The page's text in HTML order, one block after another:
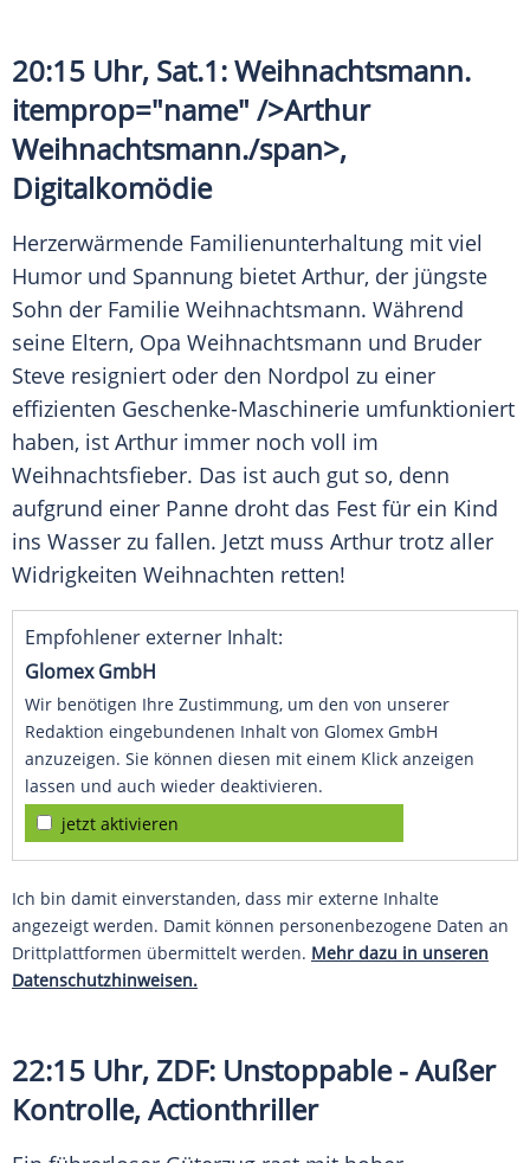
20:15 Uhr, Sat.1:Weihnachtsmann.
itemprop="name" />Arthur
Weihnachtsmann./span>,
Digitalkomödie
Herzerwärmende Familienunterhaltung mit viel
Humor und Spannung bietet Arthur, der jüngste
Sohn der Familie Weihnachtsmann. Während
seine Eltern, Opa Weihnachtsmann und Bruder
Steve resigniert oder den Nordpol zu einer
effizienten Geschenke-Maschinerie umfunktioniert
haben, ist Arthur immer noch voll im
Weihnachtsfieber. Das ist auch gut so, denn
aufgrund einer Panne droht das Fest für ein Kind
ins Wasser zu fallen. Jetzt muss Arthur trotz aller
Widrigkeiten Weihnachten retten!
Empfohlener externer Inhalt:
Glomex GmbH
Wir benötigen Ihre Zustimmung, um den von unserer
Redaktion eingebundenen Inhalt von Glomex GmbH
anzuzeigen. Sie können diesen mit einem Klick anzeigen
lassen und auch wieder deaktivieren.
jetzt aktivieren
Ich bin damit einverstanden, dass mir externe Inhalte
angezeigt werden. Damit können personenbezogene Daten an
Drittplattformen übermittelt werden. Mehr dazu in unseren
Datenschutzhinweisen.
22:15 Uhr, ZDF: Unstoppable - Außer
Kontrolle, Actionthriller